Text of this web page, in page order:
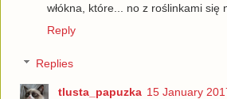
włókna, które... no z roślinkami się
Reply
Replies
tlusta_papuzka 15 January